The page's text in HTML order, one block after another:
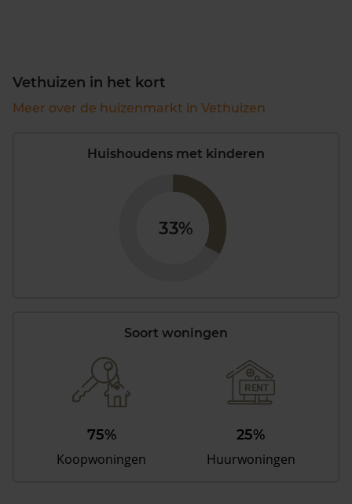
Vethuizen in het kort
Meer over de huizenmarkt in Vethuizen
Huishoudens met kinderen
33%
Soort woningen
75%
Koopwoningen
25%
Huurwoningen